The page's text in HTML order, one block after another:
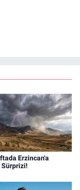
Erzincan'a
Sürprizi!